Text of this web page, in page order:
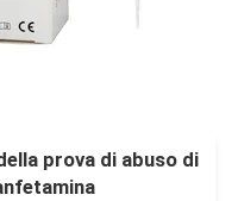
prova di abuso di